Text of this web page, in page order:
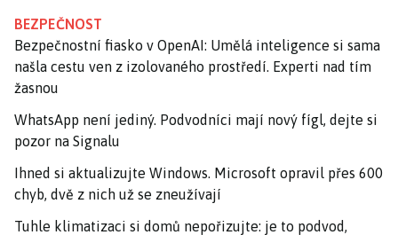
BEZPEČNOST
Bezpečnostní fiasko v OpenAI: Umělá inteligence si sama
našla cestu ven z izolovaného prostředí. Experti nad tím
žasnou
WhatsApp není jediný. Podvodníci mají nový fígl, dejte si
pozor na Signalu
Ihned si aktualizujte Windows. Microsoft opravil přes 600
chyb, dvě z nich už se zneužívají
Tuhle klimatizaci si domů nepořizujte: je to podvod,